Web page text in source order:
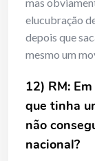
elucubração
depois que
mesmo um
12) RM:
que tinha
não
nacional?